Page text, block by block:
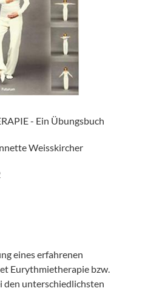
- Ein Übungsbuch
Weisskircher
eines erfahrenen
Eurythmietherapie bzw.
den unterschiedlichsten